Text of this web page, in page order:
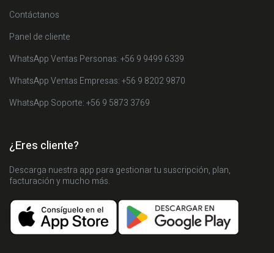
Contáctanos
Panel de cliente
WhatsApp Ventas Personas: +56 9 9499 6339
WhatsApp Ventas Empresas: +56 9 8202 9870
WhatsApp Soporte: +56 9 5873 3769
¿Eres cliente?
Descarga nuestra app para gestionar tu suscripción, plan,
facturación y mucho más.